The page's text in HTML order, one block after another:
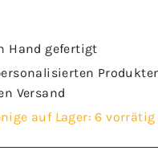
Hand gefertigt
Versand
auf Lager: 6 vorrätig